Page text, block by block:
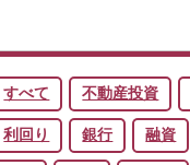
すべて 不動産投資
利回り 銀行 融資